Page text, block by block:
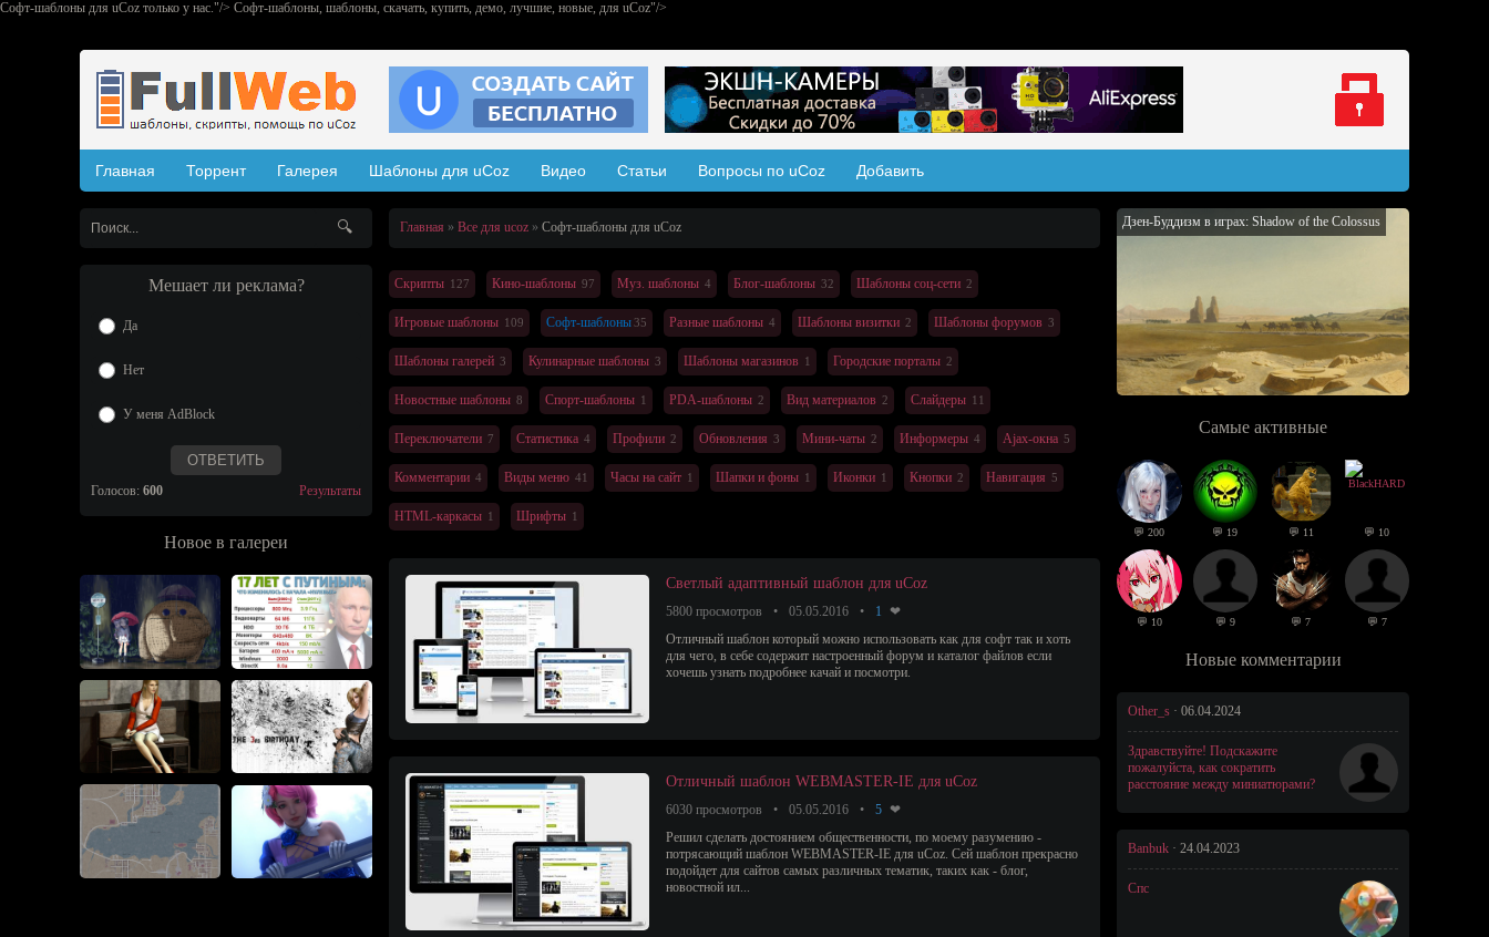
Софт-шаблоны для uCoz только у нас."/> Софт-шаблоны, шаблоны, скачать, купить, демо, лучшие, новые, для uCoz"/>
Главная Торрент Галерея Шаблоны для uCoz Видео Статьи Вопросы по uCoz Добавить
Мешает ли реклама?
Да
Нет
У меня AdBlock
Голосов: 600 Результаты
Новое в галереи
Главная Все для ucoz Софт-шаблоны для uCoz
Скрипты 127 Кино-шаблоны 97 Муз. шаблоны 4 Блог-шаблоны 32 Шаблоны соц-сети 2
Игровые шаблоны 109 Софт-шаблоны35 Разные шаблоны 4 Шаблоны визитки 2 Шаблоны форумов 3
Шаблоны галерей 3 Кулинарные шаблоны 3 Шаблоны магазинов 1 Городские порталы 2
Новостные шаблоны 8 Спорт-шаблоны 1 PDA-шаблоны 2 Вид материалов 2 Слайдеры 11
Переключатели 7 Статистика 4 Профили 2 Обновления 3 Мини-чаты 2 Информеры 4 Ajax-окна 5
Комментарии 4 Виды меню 41 Часы на сайт 1 Шапки и фоны 1 Иконки 1 Кнопки 2 Навигация 5
HTML-каркасы 1 Шрифты 1
Светлый адаптивный шаблон для uCoz
5800 просмотров 05.05.2016
1
Отличный шаблон который можно использовать как для софт так и хоть
для чего, в себе содержит настроенный форум и каталог файлов если
хочешь узнать подробнее качай и посмотри.
Отличный шаблон WEBMASTER-IE для uCoz
6030 просмотров 05.05.2016
5
Решил сделать достоянием общественности, по моему разумению -
потрясающий шаблон WEBMASTER-IE для uCoz. Сей шаблон прекрасно
подойдет для сайтов самых различных тематик, таких как - блог,
новостной ил...
Дзен-Буддизм в играх: Shadow of the Colossus
Самые активные
💬 200 💬 19 💬 11 💬 10
💬 10 💬 9 💬 7 💬 7
Новые комментарии
Other_s · 06.04.2024
Здравствуйте! Подскажите
пожалуйста, как сократить
расстояние между миниатюрами?
Banbuk · 24.04.2023
Спс